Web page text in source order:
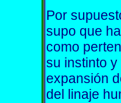
Por
supo que
como
su instinto
expansión
del linaje